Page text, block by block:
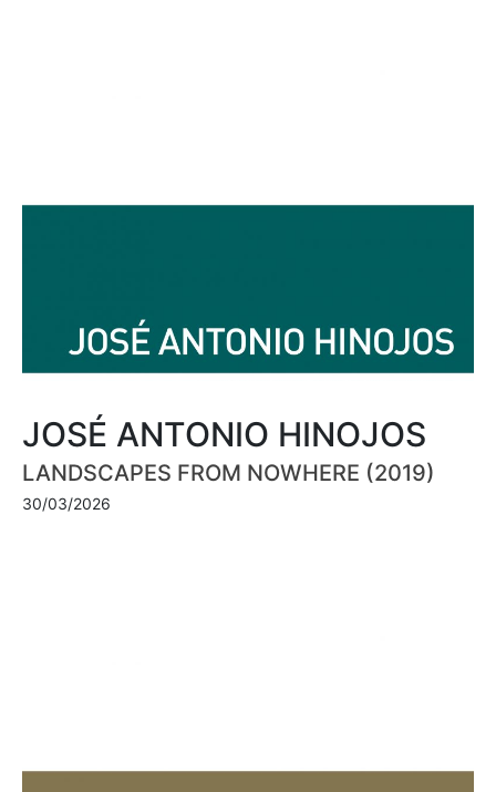
JOSÉ ANTONIO HINOJOS
LANDSCAPES FROM NOWHERE (2019)
30/03/2026